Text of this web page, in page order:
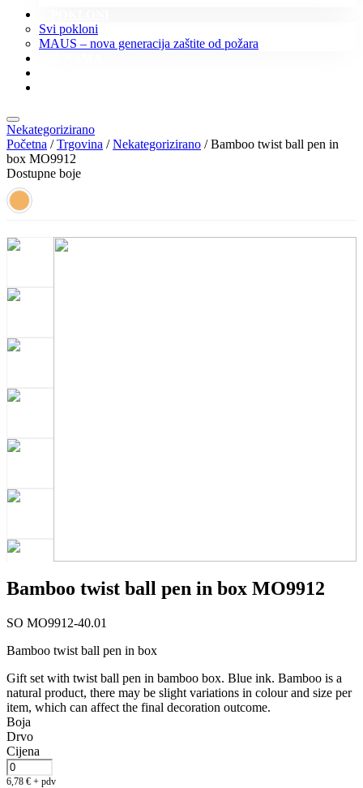
Svi pokloni
MAUS – nova generacija zaštite od požara
Nekategorizirano
Početna /Trgovina /Nekategorizirano / Bamboo twist ball pen in
box MO9912
Dostupne boje
Bamboo twist ball pen in box MO9912
SO MO9912-40.01
Bamboo twist ball pen in box
Gift set with twist ball pen in bamboo box. Blue ink. Bamboo is a
natural product, there may be slight variations in colour and size per
item, which can affect the final decoration outcome.
Boja
Drvo
Cijena
6,78 € + pdv